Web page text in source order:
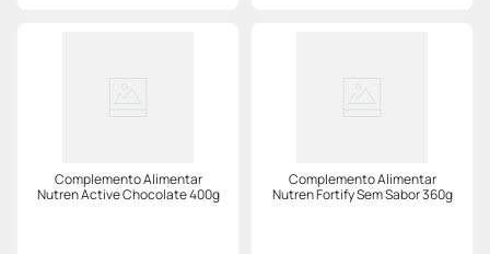
Complemento Alimentar
Nutren Active Chocolate 400g
Complemento Alimentar
Nutren Fortify Sem Sabor 360g